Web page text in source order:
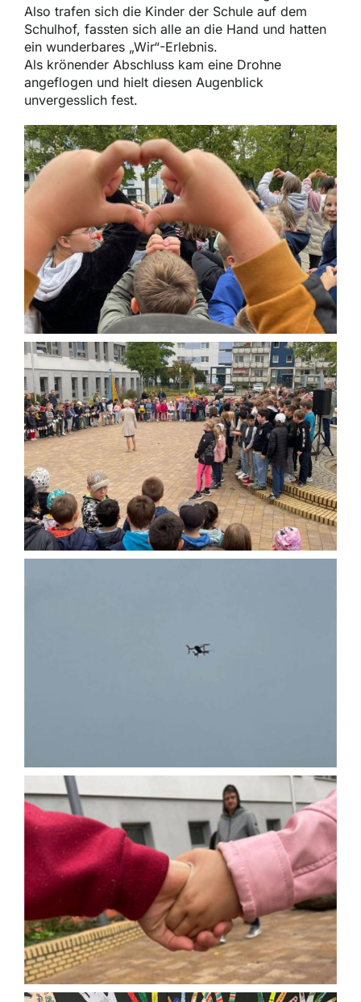
Also trafen sich die Kinder der Schule auf dem
Schulhof, fassten sich alle an die Hand und hatten
ein wunderbares „Wir“-Erlebnis.
Als krönender Abschluss kam eine Drohne
angeflogen und hielt diesen Augenblick
unvergesslich fest.